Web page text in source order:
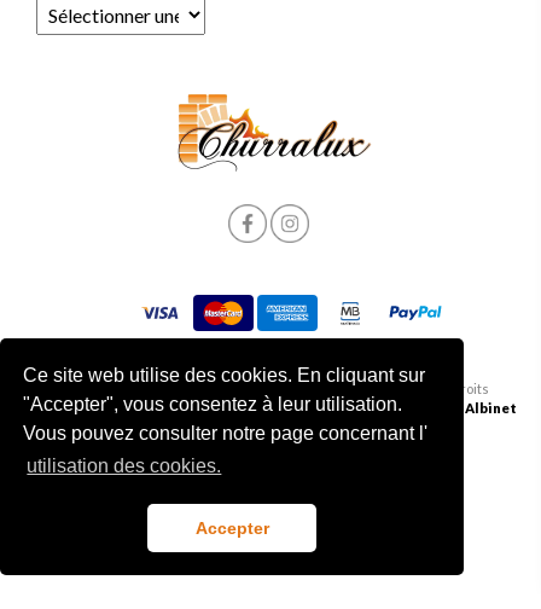
Ce site web utilise des cookies. En cliquant sur
"Accepter", vous consentez à leur utilisation.
Vous pouvez consulter notre page concernant l'
utilisation des cookies.
Accepter
Termes et conditions | Livre des plaintes
© 2026 Churralux. Tous droits
réservés | Développé par Albinet